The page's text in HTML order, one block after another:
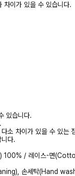
차이가 있을 수 있습니다.
있습니다.
소 차이가 있을 수 있는
다.
100% / 레이스-면
손세탁(Hand